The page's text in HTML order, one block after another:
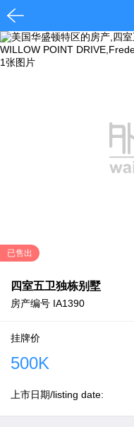
已售出
四室五卫独栋别墅
房产编号 IA1390
挂牌价
500K
上市日期/listing date: